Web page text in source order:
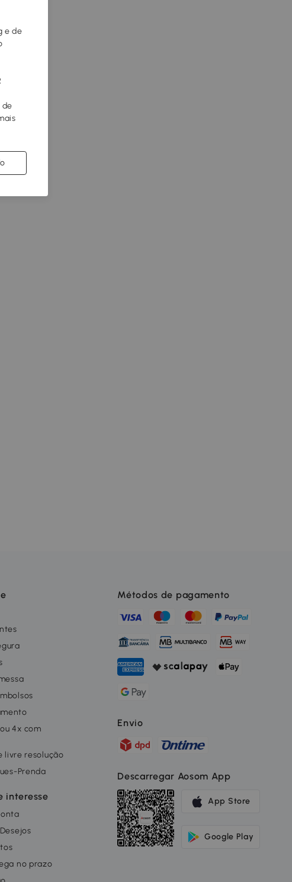
4x com
livre resolução
Prenda
interesse
no prazo
Métodos de pagamento
Envio
Descarregar Aosom App
App Store
Google Play
e de
de